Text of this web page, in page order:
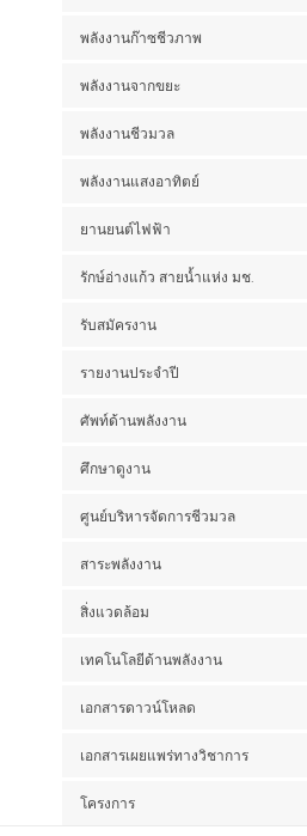
พลังงานก๊าซชีวภาพ
พลังงานจากขยะ
พลังงานชีวมวล
พลังงานแสงอาทิตย์
ยานยนต์ไฟฟ้า
รักษ์อ่างแก้ว สายน้ำแห่ง มช.
รับสมัครงาน
รายงานประจำปี
ศัพท์ด้านพลังงาน
ศึกษาดูงาน
ศูนย์บริหารจัดการชีวมวล
สาระพลังงาน
สิ่งแวดล้อม
เทคโนโลยีด้านพลังงาน
เอกสารดาวน์โหลด
เอกสารเผยแพร่ทางวิชาการ
โครงการ